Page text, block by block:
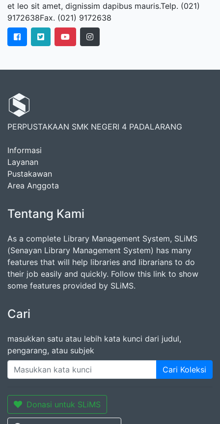
et leo sit amet, dignissim dapibus mauris.Telp. (021)
9172638Fax. (021) 9172638
PERPUSTAKAAN SMK NEGERI 4 PADALARANG
Informasi
Layanan
Pustakawan
Area Anggota
Tentang Kami
As a complete Library Management System, SLiMS
(Senayan Library Management System) has many
features that will help libraries and librarians to do
their job easily and quickly. Follow this link to show
some features provided by SLiMS.
Cari
masukkan satu atau lebih kata kunci dari judul,
pengarang, atau subjek
Cari Koleksi
Donasi untuk SLiMS